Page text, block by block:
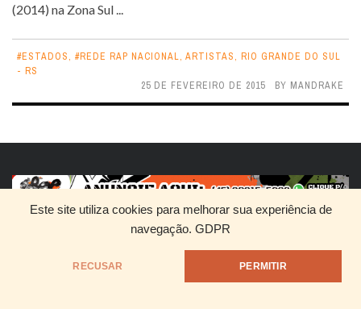
Este site utiliza cookies para melhorar sua experiência de
navegação. GDPR
RECUSAR PERMITIR
(2014) na Zona Sul ...
#ESTADOS, #REDE RAP NACIONAL, ARTISTAS, RIO GRANDE DO SUL
- RS
25 DE FEVEREIRO DE 2015
BY MANDRAKE
HOME QUEM SOMOS
DIVULGUE SEU RAP